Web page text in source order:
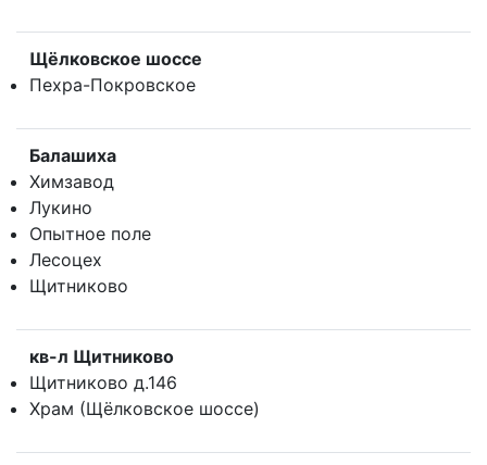
Щёлковское шоссе
Пехра-Покровское
Балашиха
Химзавод
Лукино
Опытное поле
Лесоцех
Щитниково
кв-л Щитниково
Щитниково д.146
Храм (Щёлковское шоссе)